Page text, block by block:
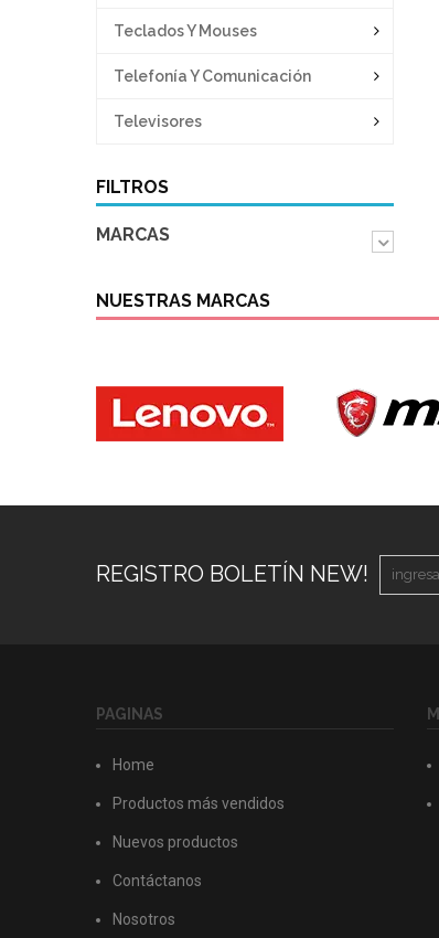
Teclados Y Mouses
Telefonía Y Comunicación
Televisores
FILTROS
MARCAS
NUESTRAS MARCAS
REGISTRO BOLETÍN NEW!
PAGINAS
Home
Productos más vendidos
Nuevos productos
Contáctanos
Nosotros